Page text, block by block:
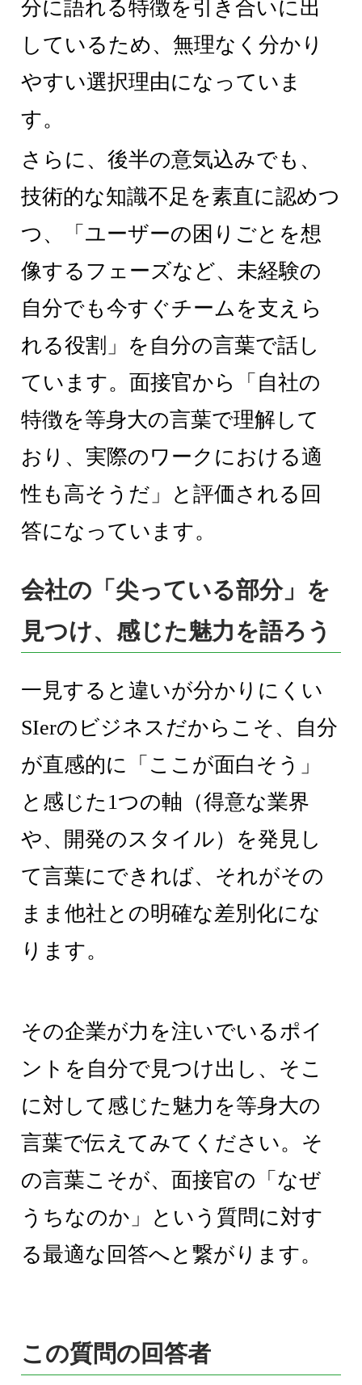
分に語れる特徴を引き合いに出
しているため、無理なく分かり
やすい選択理由になっていま
す。
さらに、後半の意気込みでも、
技術的な知識不足を素直に認めつ
つ、「ユーザーの困りごとを想
像するフェーズなど、未経験の
自分でも今すぐチームを支えら
れる役割」を自分の言葉で話し
ています。面接官から「自社の
特徴を等身大の言葉で理解して
おり、実際のワークにおける適
性も高そうだ」と評価される回
答になっています。
会社の「尖っている部分」を
見つけ、感じた魅力を語ろう
一見すると違いが分かりにくい
SIerのビジネスだからこそ、自分
が直感的に「ここが面白そう」
と感じた1つの軸（得意な業界
や、開発のスタイル）を発見し
て言葉にできれば、それがその
まま他社との明確な差別化にな
ります。
その企業が力を注いでいるポイ
ントを自分で見つけ出し、そこ
に対して感じた魅力を等身大の
言葉で伝えてみてください。そ
の言葉こそが、面接官の「なぜ
うちなのか」という質問に対す
る最適な回答へと繋がります。
この質問の回答者